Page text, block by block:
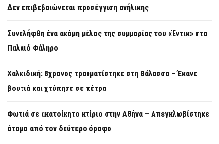
Δεν επιβεβαιώνεται προσέγγιση ανήλικης
Συνελήφθη ένα ακόμη μέλος της συμμορίας του «Έντικ» στο
Παλαιό Φάληρο
Χαλκιδική: 8χρονος τραυματίστηκε στη θάλασσα – Έκανε
βουτιά και χτύπησε σε πέτρα
Φωτιά σε ακατοίκητο κτίριο στην Αθήνα – Απεγκλωβίστηκε
άτομο από τον δεύτερο όροφο